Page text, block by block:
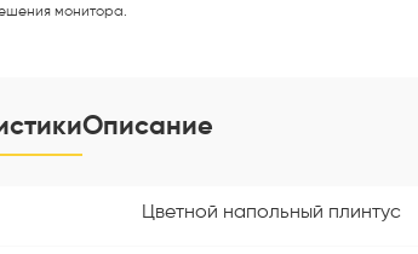
монитора.
Описание
Цветной напольный плинтус